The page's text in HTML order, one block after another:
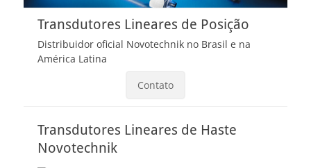
Transdutores Lineares de Posição
Distribuidor oficial Novotechnik no Brasil e na
América Latina
Contato
Transdutores Lineares de Haste
Novotechnik